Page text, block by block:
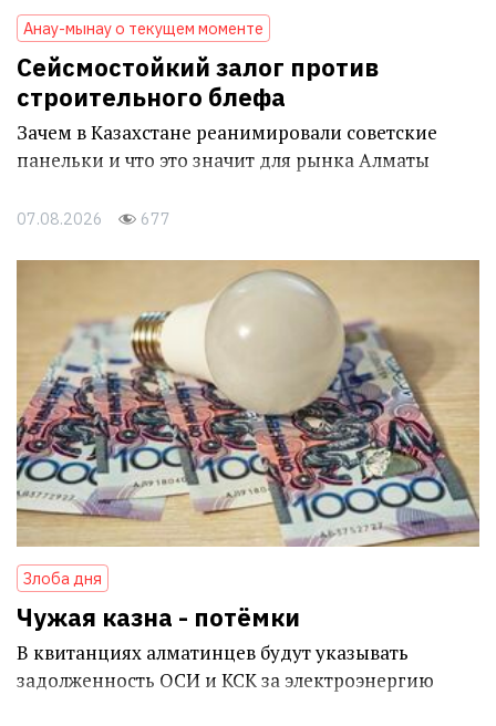
Анау-мынау о текущем моменте
Сейсмостойкий залог против
строительного блефа
Зачем в Казахстане реанимировали советские
панельки и что это значит для рынка Алматы
07.08.2026 677
Злоба дня
Чужая казна - потёмки
В квитанциях алматинцев будут указывать
задолженность ОСИ и КСК за электроэнергию